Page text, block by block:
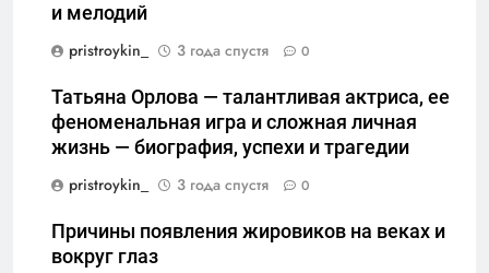
и мелодий
pristroykin_
3 года спустя 0
Татьяна Орлова — талантливая актриса, ее
феноменальная игра и сложная личная
жизнь — биография, успехи и трагедии
pristroykin_
3 года спустя 0
Причины появления жировиков на веках и
вокруг глаз